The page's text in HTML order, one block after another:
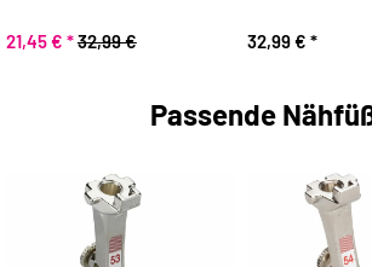
21,45 € *32,99 € 32,99 € *
Passende